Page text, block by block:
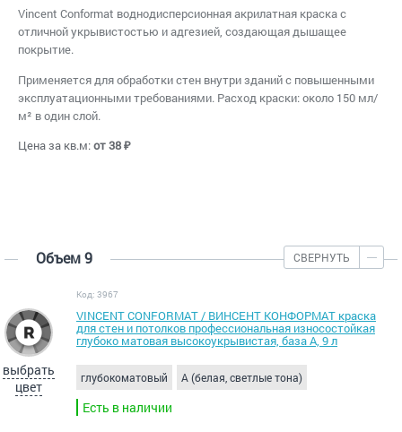
Vincent Conformat воднодисперсионная акрилатная краска с
отличной укрывистостью и адгезией, создающая дышащее
покрытие.
Применяется для обработки стен внутри зданий с повышенными
эксплуатационными требованиями. Расход краски: около 150 мл/
м² в один слой.
Цена за кв.м:от 38 ₽
Объем 9 СВЕРНУТЬ
выбрать
цвет
Код: 3967
VINCENT CONFORMAT / ВИНСЕНТ КОНФОРМАТ краска
для стен и потолков профессиональная износостойкая
глубоко матовая высокоукрывистая, база А, 9 л
глубокоматовый A (белая, светлые тона)
Есть в наличии